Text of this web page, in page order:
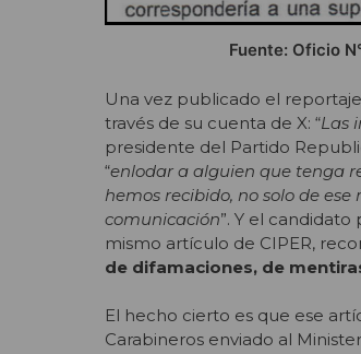
Fuente: Oficio
Una vez publicado el
través de su cuenta de X: “Las
presidente del Partido
“enlodar a alguien que tenga
hemos recibido, no solo de
comunicación”. Y el
mismo artículo de CIPER,
de difamaciones, de
El hecho cierto es que ese
Carabineros enviado al